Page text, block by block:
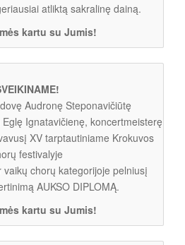
atliktą sakralinę dainą.
kartu su Jumis!
Audronę Steponavičiūtę
Ignatavičienę, koncertmeisterę
XV tarptautiniame Krokuvos
festivalyje
vaikų chorų kategorijoje pelniusį
AUKSO DIPLOMĄ.
kartu su Jumis!